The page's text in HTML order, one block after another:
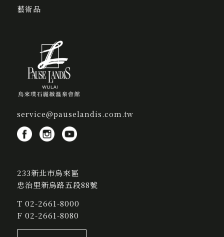
藝術品
service@pauselandis.com.tw
233新北市烏來區
忠治里新烏路五段88號
T 02-2661-8000
F 02-2661-8080